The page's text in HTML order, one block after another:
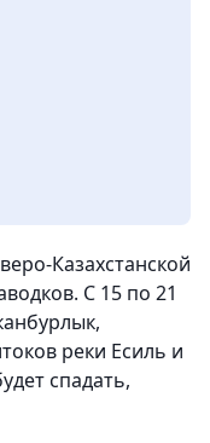
Казахстанской
С 15 по 21
реки Есиль и
спадать,